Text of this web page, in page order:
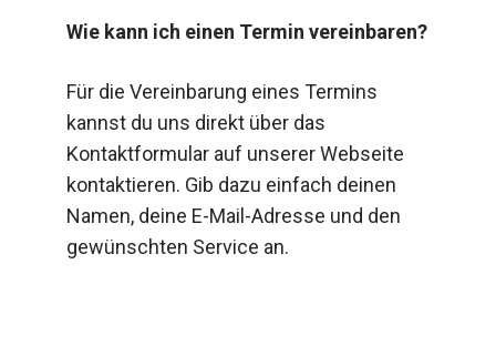
Wie kann ich einen Termin vereinbaren?
Für die Vereinbarung eines Termins
kannst du uns direkt über das
Kontaktformular auf unserer Webseite
kontaktieren. Gib dazu einfach deinen
Namen, deine E-Mail-Adresse und den
gewünschten Service an.